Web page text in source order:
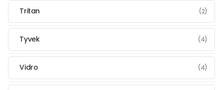
Tritan (2)
Tyvek (4)
Vidro (4)